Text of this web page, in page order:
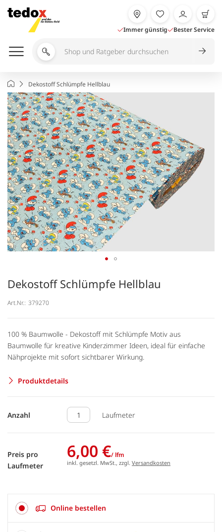
Inhalt
springen
Immer günstig Bester Service
Shop
Ratgeber
durchsuchen
StartseiteDekostoff Schlümpfe Hellblau
Dekostoff Schlümpfe Hellblau
Art.Nr.: 379270
100 % Baumwolle - Dekostoff mit Schlümpfe Motiv aus
Baumwolle für kreative Kinderzimmer Ideen, ideal für einfache
Nähprojekte mit sofort sichtbarer Wirkung.
Produktdetails
Anzahl Laufmeter
Preis pro
Laufmeter
6,00 €/ lfm
inkl. gesetzl. MwSt., zzgl. Versandkosten
Online bestellen